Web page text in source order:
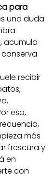
para
una duda
acumula
recibir
eso,
más
frescura y
en
con